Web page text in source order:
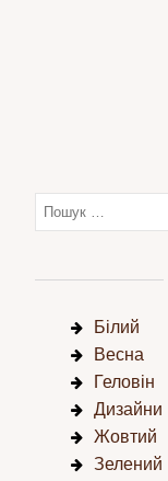
Білий
Весна
Геловін
Дизайни
Жовтий
Зелений